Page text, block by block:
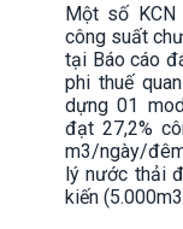
Một số
công suất
tại Báo cáo
phi thuế
dựng 01
đạt 27,2%
m3/ngày/
lý nước thải
kiến